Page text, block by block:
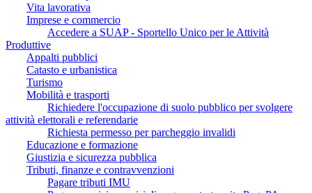
Vita lavorativa
Imprese e commercio
Accedere a SUAP - Sportello Unico per le Attività
Produttive
Appalti pubblici
Catasto e urbanistica
Turismo
Mobilità e trasporti
Richiedere l'occupazione di suolo pubblico per svolgere
attività elettorali e referendarie
Richiesta permesso per parcheggio invalidi
Educazione e formazione
Giustizia e sicurezza pubblica
Tributi, finanze e contravvenzioni
Pagare tributi IMU